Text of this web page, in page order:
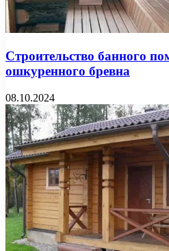
Строительство банного
ошкуренного бревна
08.10.2024